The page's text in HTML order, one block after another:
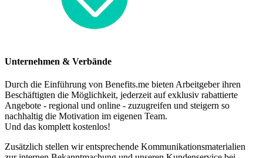
Unternehmen & Verbände
Durch die Einführung von Benefits.me bieten Arbeitgeber ihren
Beschäftigten die Möglichkeit, jederzeit auf exklusiv rabattierte
Angebote - regional und online - zuzugreifen und steigern so
nachhaltig die Motivation im eigenen Team.
Und das komplett kostenlos!
Zusätzlich stellen wir entsprechende Kommunikationsmaterialien